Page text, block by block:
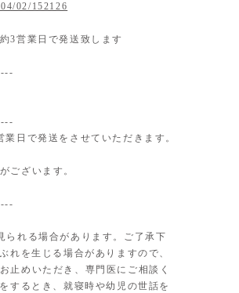
02/152126
3営業日で発送致します
日で発送をさせていただきます。
ございます。
られる場合があります。ご了承下
れを生じる場合がありますので、
止めいただき、専門医にご相談く
するとき、就寝時や幼児の世話を